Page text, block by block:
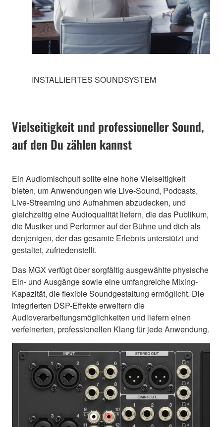
INSTALLIERTES SOUNDSYSTEM
Vielseitigkeit und professioneller Sound,
auf den Du zählen kannst
Ein Audiomischpult sollte eine hohe Vielseitigkeit
bieten, um Anwendungen wie Live-Sound, Podcasts,
Live-Streaming und Aufnahmen abzudecken, und
gleichzeitig eine Audioqualität liefern, die das Publikum,
die Musiker und Performer auf der Bühne und dich als
denjenigen, der das gesamte Erlebnis unterstützt und
gestaltet, zufriedenstellt.
Das MGX verfügt über sorgfältig ausgewählte physische
Ein- und Ausgänge sowie eine umfangreiche Mixing-
Kapazität, die flexible Soundgestaltung ermöglicht. Die
integrierten DSP-Effekte erweitern die
Audioverarbeitungsmöglichkeiten und liefern einen
verfeinerten, professionellen Klang für jede Anwendung.